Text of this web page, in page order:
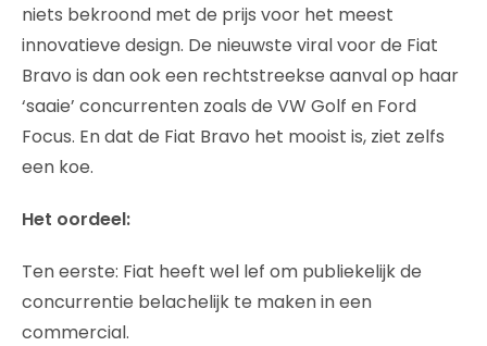
niets bekroond met de prijs voor het meest
innovatieve design. De nieuwste viral voor de Fiat
Bravo is dan ook een rechtstreekse aanval op haar
‘saaie’ concurrenten zoals de VW Golf en Ford
Focus. En dat de Fiat Bravo het mooist is, ziet zelfs
een koe.
Het oordeel:
Ten eerste: Fiat heeft wel lef om publiekelijk de
concurrentie belachelijk te maken in een
commercial.